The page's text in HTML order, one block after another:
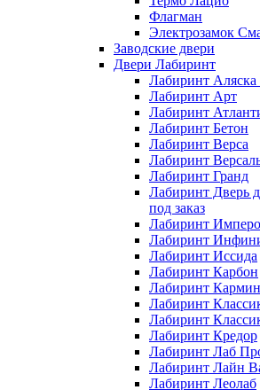
Флагман
Электрозамок
Заводские двери
Двери Лабиринт
Лабиринт Аляска
Лабиринт Арт
Лабиринт
Лабиринт Бетон
Лабиринт Верса
Лабиринт
Лабиринт Гранд
Лабиринт Дверь
под заказ
Лабиринт Имперо
Лабиринт
Лабиринт Иссида
Лабиринт Карбон
Лабиринт
Лабиринт
Лабиринт
Лабиринт Кредор
Лабиринт Лаб
Лабиринт Лайн
Лабиринт Леолаб